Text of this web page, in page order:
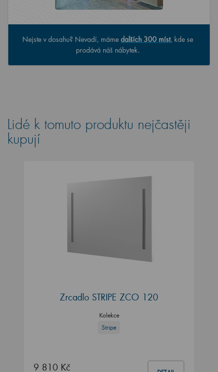
Nejste v dosahu? Nevadí, máme dalších 300 míst, kde se
prodává náš nábytek.
Lidé k tomuto produktu nejčastěji
kupují
Zrcadlo STRIPE ZCO 120
Kolekce
Stripe
9 810 Kč